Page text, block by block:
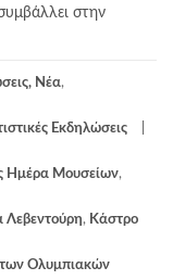
στην
Νέα,
Εκδηλώσεις
Ημέρα Μουσείων,
Λεβεντούρη, Κάστρο
των Ολυμπιακών